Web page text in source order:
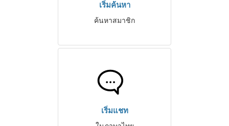
เริ่มค้นหา
ค้นหาสมาชิก
เริ่มแชท